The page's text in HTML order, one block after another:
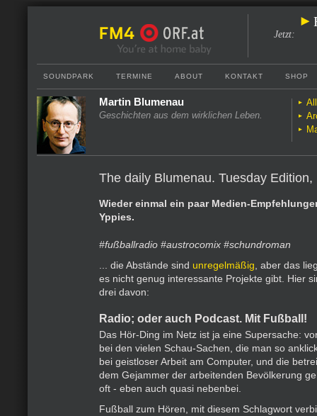
Jetzt:
SOUNDPARK TERMINE ABOUT KONTAKT SHOP
Martin Blumenau
Geschichten aus dem wirklichen Leben.
The daily Blumenau. Tuesday Edition,
Wieder einmal ein paar Medien-
Yppies.
#fußballradio #austrocomix #schundroman
... die Abstände sind unregelmäßig , aber das
es nicht genug interessante Projekte gibt. Hier
drei davon:
Radio; oder auch Podcast. Mit Fußball!
Das Hör-Ding im Netz ist ja eine Supersache:
bei den vielen Schau-Sachen, die man so
bei geistloser Arbeit am Computer, und die
dem Gejammer der arbeitenden Bevölkerung
oft - eben auch quasi nebenbei.
Fußball zum Hören, mit diesem Schlagwort